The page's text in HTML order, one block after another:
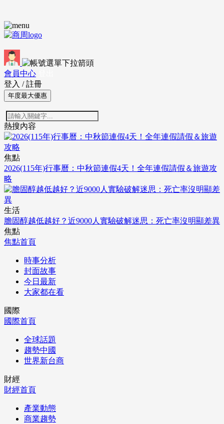
會員中心
登入 / 註冊
年度最大優惠
熱搜內容
焦點
2026(115年)行事曆：中秋節連假4天！全年連假請假＆旅遊攻
略
生活
膽固醇越低越好？近9000人實驗破解迷思：死亡率沒明顯差異
焦點
焦點首頁
時事分析
封面故事
今日最新
大家都在看
國際
國際首頁
全球話題
趨勢中國
世界新台商
財經
財經首頁
產業動態
商業趨勢